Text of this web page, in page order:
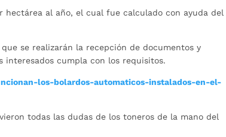
hectárea al año, el cual fue calculado con ayuda del
se realizarán la recepción de documentos y
interesados cumpla con los requisitos.
los-bolardos-automaticos-instalados-en-el-
todas las dudas de los toneros de la mano del